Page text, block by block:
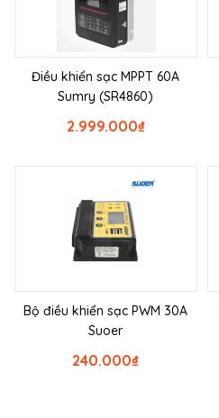
Điều khiển sạc MPPT 60A
Sumry (SR4860)
₫
2.999.000
Bộ điều khiển sạc PWM 30A
Suoer
₫
240.000